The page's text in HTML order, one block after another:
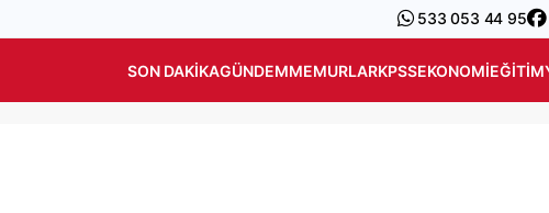
533 053 44 95
SON DAKIKAGÜNDEMMEMURLARKPSSEKONOMIEĞITIM